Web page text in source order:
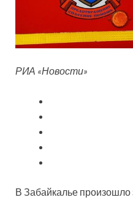
РИА «Новости»
В Забайкалье произошло